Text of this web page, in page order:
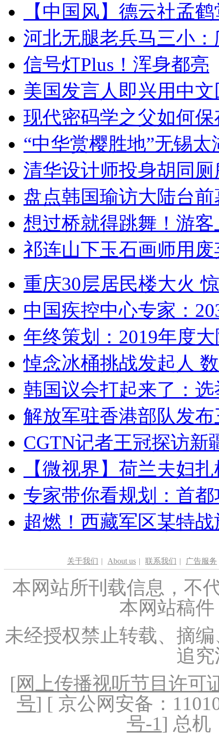
【中国风】德云社孟
河北无腿老兵马三小
信号灯Plus！浑身都亮
美国发言人即兴用中
现代密码学之父如何
“中华赏樱胜地”无锡
清华设计师投身胡同
盘点韩国瑜访大陆台
想过桥就得跳舞！游客
祁连山下玉石画师用
重庆30层居民楼大火
中国疾控中心专家：
年终策划：2019年度
悼念冰桶挑战发起人
韩国议会打起来了：
解放军驻香港部队发
CGTN记者王冠探访新
【微视界】荷兰夫妇
专家带你看规划：首
超燃！西藏军区某特
关于我们 | About us | 联系我们 | 广告服务
本网站所刊载信息，不
本网站稿
未经授权禁止转载、摘
追
[网上传播视听节目许可
号] [ 京公网安备：
号-1] 总机